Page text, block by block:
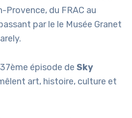
Provence, du FRAC au
par le le Musée Granet
épisode deSky
art, histoire, culture et